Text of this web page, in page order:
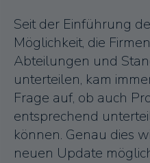
Seit der Einführung
Möglichkeit, die
Abteilungen und
unterteilen, kam
Frage auf, ob auch
entsprechend
können. Genau dies
neuen Update